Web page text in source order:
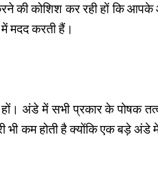
की कोशिश कर रही हों कि
मदद करती हैं।
अंडे में सभी प्रकार के पोषक तत्वों
कम होती है क्योंकि एक बड़े अंडे